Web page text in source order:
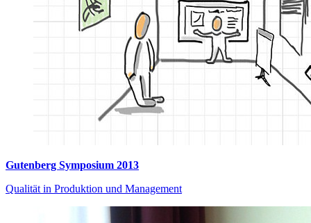
Gutenberg Symposium 2013
Qualität in Produktion und Management